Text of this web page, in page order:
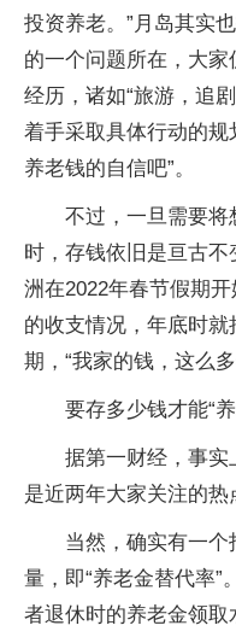
投资养老。”月岛其实
的一个问题所在，大家
经历，诸如“旅游，追
着手采取具体行动的规
养老钱的自信吧”。
不过，一旦需要将
时，存钱依旧是亘古
洲在2022年春节假期
的收支情况，年底时
期，“我家的钱，这么
要存多少钱才能“
据第一财经，事实
是近两年大家关注的热
当然，确实有一
量，即“养老金替代率”
者退休时的养老金领